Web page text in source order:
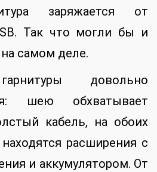
заряжается от
Так что могли бы и
самом деле.
довольно
шею обхватывает
кабель, на обоих
расширения с
и аккумулятором. От